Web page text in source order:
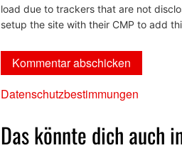
load due to trackers that are not
setup the site with their CMP to add
Datenschutzbestimmungen
Das könnte dich auch